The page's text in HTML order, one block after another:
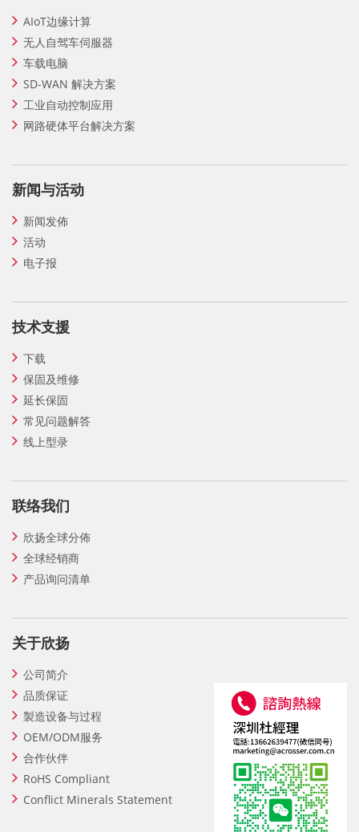
AIoT边缘计算
无人自驾车伺服器
车载电脑
SD-WAN 解决方案
工业自动控制应用
网路硬体平台解决方案
新闻与活动
新闻发佈
活动
电子报
技术支援
下载
保固及维修
延长保固
常见问题解答
线上型录
联络我们
欣扬全球分佈
全球经销商
产品询问清单
关于欣扬
公司简介
品质保证
製造设备与过程
OEM/ODM服务
合作伙伴
RoHS Compliant
Conflict Minerals Statement